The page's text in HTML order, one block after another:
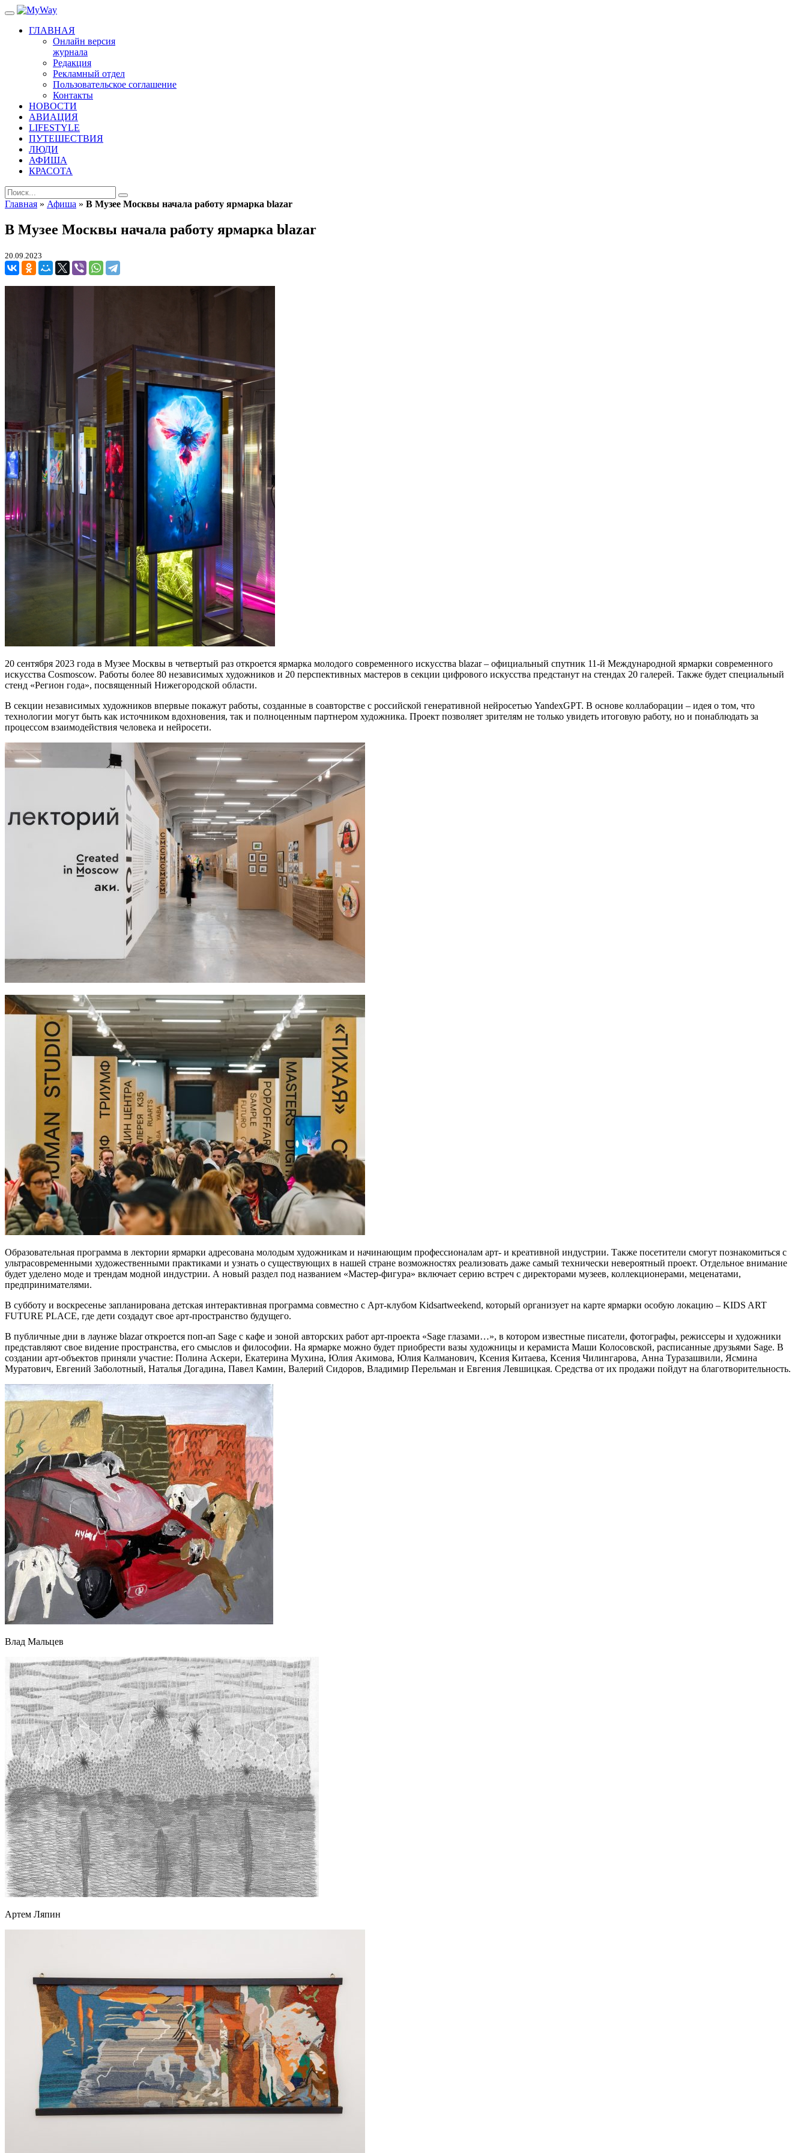
ГЛАВНАЯ
Онлайн версия
журнала
Редакция
Рекламный отдел
Пользовательское соглашение
Контакты
НОВОСТИ
АВИАЦИЯ
LIFESTYLE
ПУТЕШЕСТВИЯ
ЛЮДИ
АФИША
КРАСОТА
Главная » Афиша » В Музее Москвы начала работу ярмарка blazar
В Музее Москвы начала работу ярмарка blazar
20.09.2023
20 сентября 2023 года в Музее Москвы в четвертый раз откроется ярмарка молодого современного искусства blazar – официальный спутник 11-й Международной ярмарки современного
искусства Cosmoscow. Работы более 80 независимых художников и 20 перспективных мастеров в секции цифрового искусства предстанут на стендах 20 галерей. Также будет специальный
стенд «Регион года», посвященный Нижегородской области.
В секции независимых художников впервые покажут работы, созданные в соавторстве с российской генеративной нейросетью YandexGPT. В основе коллаборации – идея о том, что
технологии могут быть как источником вдохновения, так и полноценным партнером художника. Проект позволяет зрителям не только увидеть итоговую работу, но и понаблюдать за
процессом взаимодействия человека и нейросети.
Образовательная программа в лектории ярмарки адресована молодым художникам и начинающим профессионалам арт- и креативной индустрии. Также посетители смогут познакомиться с
ультрасовременными художественными практиками и узнать о существующих в нашей стране возможностях реализовать даже самый технически невероятный проект. Отдельное внимание
будет уделено моде и трендам модной индустрии. А новый раздел под названием «Мастер-фигура» включает серию встреч с директорами музеев, коллекционерами, меценатами,
предпринимателями.
В субботу и воскресенье запланирована детская интерактивная программа совместно с Арт-клубом Kidsartweekend, который организует на карте ярмарки особую локацию – KIDS ART
FUTURE PLACE, где дети создадут свое арт-пространство будущего.
В публичные дни в лаунже blazar откроется поп-ап Sage с кафе и зоной авторских работ арт-проекта «Sage глазами…», в котором известные писатели, фотографы, режиссеры и художники
представляют свое видение пространства, его смыслов и философии. На ярмарке можно будет приобрести вазы художницы и керамиста Маши Колосовской, расписанные друзьями Sage. В
создании арт-объектов приняли участие: Полина Аскери, Екатерина Мухина, Юлия Акимова, Юлия Калманович, Ксения Китаева, Ксения Чилингарова, Анна Туразашвили, Ясмина
Муратович, Евгений Заболотный, Наталья Догадина, Павел Камин, Валерий Сидоров, Владимир Перельман и Евгения Левшицкая. Средства от их продажи пойдут на благотворительность.
Влад Мальцев
Артем Ляпин